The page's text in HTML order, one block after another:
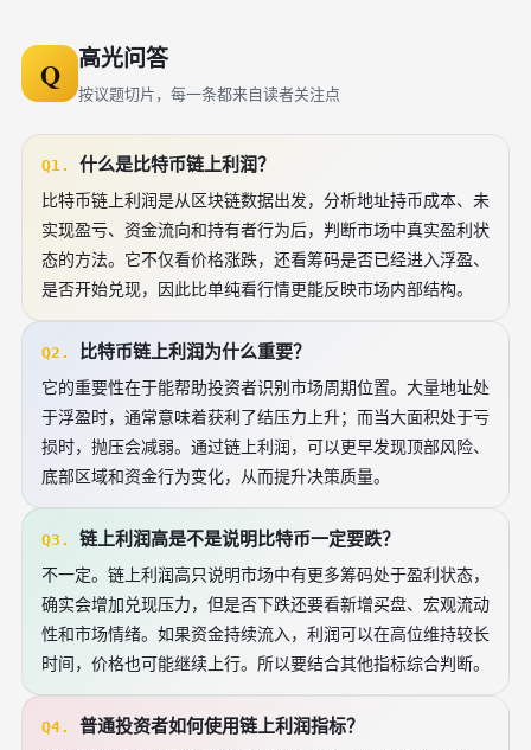
Q 高光问答
按议题切片，每一条都来自读者关注点
Q1. 什么是比特币链上利润？
比特币链上利润是从区块链数据出发，分析地址持币成本、未
实现盈亏、资金流向和持有者行为后，判断市场中真实盈利状
态的方法。它不仅看价格涨跌，还看筹码是否已经进入浮盈、
是否开始兑现，因此比单纯看行情更能反映市场内部结构。
Q2. 比特币链上利润为什么重要？
它的重要性在于能帮助投资者识别市场周期位置。大量地址处
于浮盈时，通常意味着获利了结压力上升；而当大面积处于亏
损时，抛压会减弱。通过链上利润，可以更早发现顶部风险、
底部区域和资金行为变化，从而提升决策质量。
Q3. 链上利润高是不是说明比特币一定要跌？
不一定。链上利润高只说明市场中有更多筹码处于盈利状态，
确实会增加兑现压力，但是否下跌还要看新增买盘、宏观流动
性和市场情绪。如果资金持续流入，利润可以在高位维持较长
时间，价格也可能继续上行。所以要结合其他指标综合判断。
Q4. 普通投资者如何使用链上利润指标？